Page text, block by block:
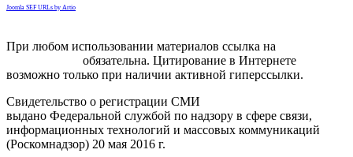
Joomla SEF URLs by Artio
При любом использовании материалов ссылка на
обязательна. Цитирование в Интернете
возможно только при наличии активной гиперссылки.
Свидетельство о регистрации СМИ
выдано Федеральной службой по надзору в сфере связи,
информационных технологий и массовых коммуникаций
(Роскомнадзор) 20 мая 2016 г.